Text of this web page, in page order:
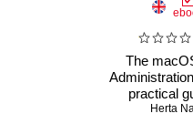
The
practical
Herta